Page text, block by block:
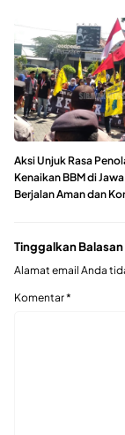
Aksi Unjuk Rasa
Kenaikan BBM di
Berjalan Aman dan
Tinggalkan Balasan
Alamat email Anda
Komentar*